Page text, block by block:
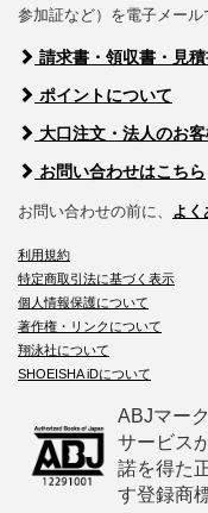
参加証など）を電子メール
請求書・領収書・見
ポイントについて
大口注文・法人のお
お問い合わせはこちら
お問い合わせの前に、 よく
利用規約
特定商取引法に基づく表示
個人情報保護について
著作権・リンクについて
翔泳社について
SHOEISHA iDについて
ABJマー
サービス
諾を得た
す登録商